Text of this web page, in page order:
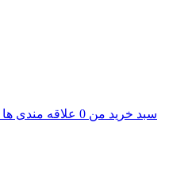
سبد خرید من 0 علاقه مندی ها